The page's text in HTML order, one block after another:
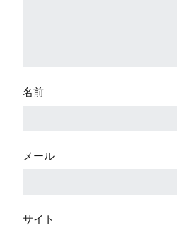
名前
メール
サイト